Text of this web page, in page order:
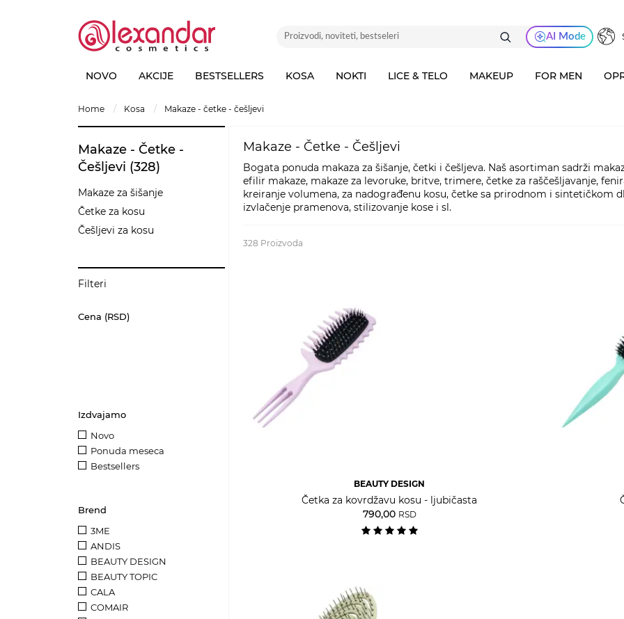
AI Mode
NOVO AKCIJE BESTSELLERS KOSA NOKTI LICE & TELO MAKEUP FOR MEN
home kosa makaze - četke - češljevi
Makaze - Četke -
Češljevi (328)
Makaze za šišanje
Četke za kosu
Češljevi za kosu
Filteri
Cena (RSD)
Izdvajamo
Novo
Ponuda meseca
Bestsellers
Brend
3ME
ANDIS
BEAUTY DESIGN
BEAUTY TOPIC
CALA
COMAIR
Makaze - Četke - Češljevi
Bogata ponuda makaza za šišanje, četki i češljeva. Naš asortiman sadrži
efilir makaze, makaze za levoruke, britve, trimere, četke za raščešljavanje,
kreiranje volumena, za nadograđenu kosu, četke sa prirodnom i sintetičkom
izvlačenje pramenova, stilizovanje kose i sl.
328 Proizvoda
BEAUTY DESIGN
Četka za kovrdžavu kosu - ljubičasta
790,00 RSD